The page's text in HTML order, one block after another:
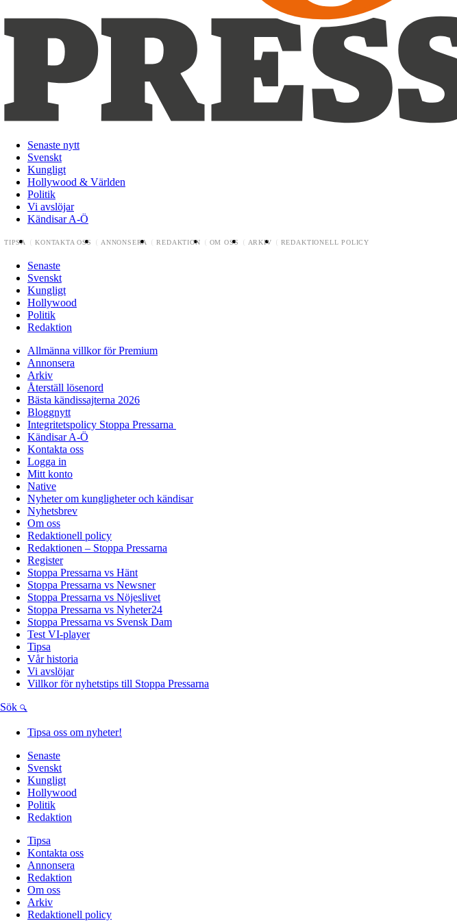
Senaste nytt
Svenskt
Kungligt
Hollywood & Världen
Politik
Vi avslöjar
Kändisar A-Ö
TIPSA KONTAKTA OSS ANNONSERA REDAKTION OM OSS ARKIV REDAKTIONELL POLICY
Senaste
Svenskt
Kungligt
Hollywood
Politik
Redaktion
Allmänna villkor för Premium
Annonsera
Arkiv
Återställ lösenord
Bästa kändissajterna 2026
Bloggnytt
Integritetspolicy Stoppa Pressarna
Kändisar A-Ö
Kontakta oss
Logga in
Mitt konto
Native
Nyheter om kungligheter och kändisar
Nyhetsbrev
Om oss
Redaktionell policy
Redaktionen – Stoppa Pressarna
Register
Stoppa Pressarna vs Hänt
Stoppa Pressarna vs Newsner
Stoppa Pressarna vs Nöjeslivet
Stoppa Pressarna vs Nyheter24
Stoppa Pressarna vs Svensk Dam
Test VI-player
Tipsa
Vår historia
Vi avslöjar
Villkor för nyhetstips till Stoppa Pressarna
Sök
Tipsa oss om nyheter!
Senaste
Svenskt
Kungligt
Hollywood
Politik
Redaktion
Tipsa
Kontakta oss
Annonsera
Redaktion
Om oss
Arkiv
Redaktionell policy